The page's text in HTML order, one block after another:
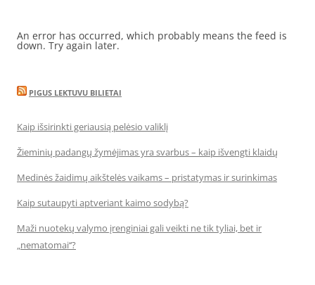
An error has occurred, which probably means the feed is
down. Try again later.
PIGUS LEKTUVU BILIETAI
Kaip išsirinkti geriausią pelėsio valiklį
Žieminių padangų žymėjimas yra svarbus – kaip išvengti klaidų
Medinės žaidimų aikštelės vaikams – pristatymas ir surinkimas
Kaip sutaupyti aptveriant kaimo sodybą?
Maži nuotekų valymo įrenginiai gali veikti ne tik tyliai, bet ir
„nematomai‘‘?